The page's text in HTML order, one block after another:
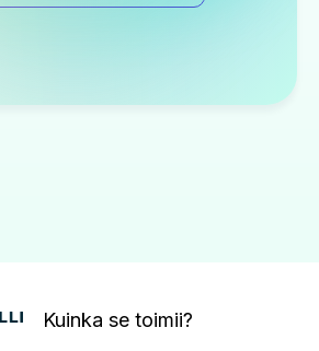
Kuinka se toimii?